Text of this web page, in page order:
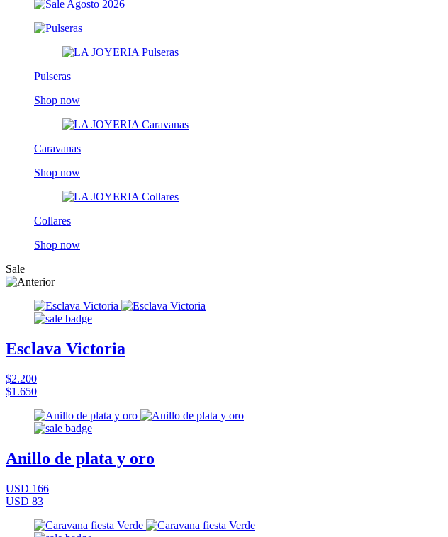
Pulseras
Shop now
Caravanas
Shop now
Collares
Shop now
Sale
Esclava Victoria
$2.200
$1.650
Anillo de plata y oro
USD 166
USD 83